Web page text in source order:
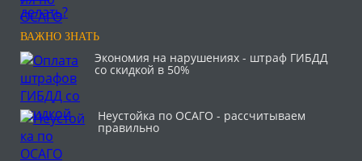
ВАЖНО ЗНАТЬ
Экономия на нарушениях - штраф ГИБДД
со скидкой в 50%
Неустойка по ОСАГО - рассчитываем
правильно